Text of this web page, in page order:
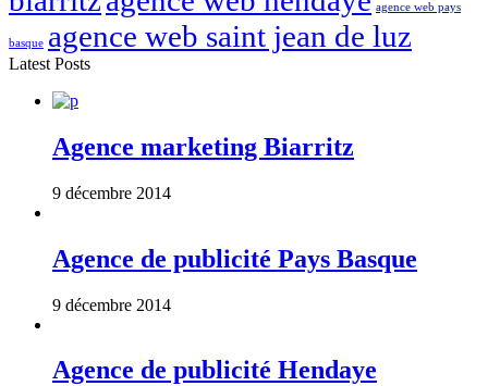
agence web pays
basque agence web saint jean de luz
Latest Posts
Agence marketing Biarritz
9 décembre 2014
Agence de publicité Pays Basque
9 décembre 2014
Agence de publicité Hendaye